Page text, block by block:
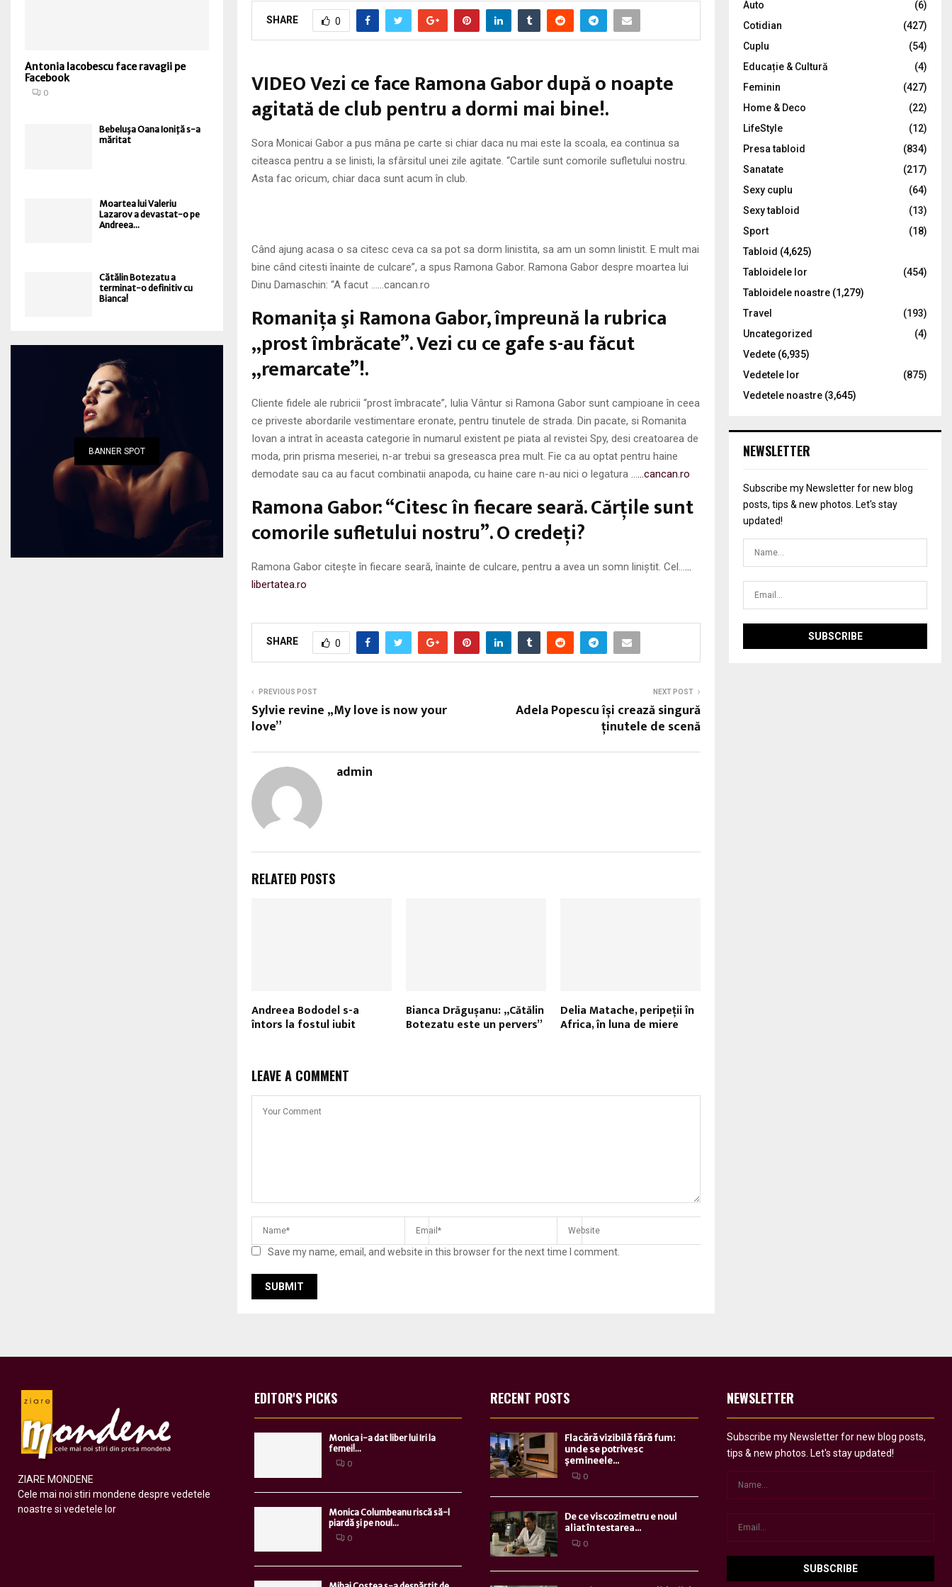
SHARE 0
VIDEO Vezi ce face Ramona Gabor după o noapte
agitată de club pentru a dormi mai bine!.
Sora Monicai Gabor a pus mâna pe carte si chiar daca nu mai este la scoala, ea continua sa
citeasca pentru a se linisti, la sfârsitul unei zile agitate. “Cartile sunt comorile sufletului nostru.
Asta fac oricum, chiar daca sunt acum în club.
Când ajung acasa o sa citesc ceva ca sa pot sa dorm linistita, sa am un somn linistit. E mult mai
bine când citesti înainte de culcare”, a spus Ramona Gabor. Ramona Gabor despre moartea lui
Dinu Damaschin: “A facut ……cancan.ro
Romaniţa şi Ramona Gabor, împreună la rubrica
„prost îmbrăcate”. Vezi cu ce gafe s-au făcut
„remarcate”!.
Cliente fidele ale rubricii “prost îmbracate”, Iulia Vântur si Ramona Gabor sunt campioane în ceea
ce priveste abordarile vestimentare eronate, pentru tinutele de strada. Din pacate, si Romanita
Iovan a intrat în aceasta categorie în numarul existent pe piata al revistei Spy, desi creatoarea de
moda, prin prisma meseriei, n-ar trebui sa greseasca prea mult. Fie ca au optat pentru haine
demodate sau ca au facut combinatii anapoda, cu haine care n-au nici o legatura …
…cancan.ro
Ramona Gabor: “Citesc în fiecare seară. Cărțile sunt
comorile sufletului nostru”. O credeți?
Ramona Gabor citește în fiecare seară, înainte de culcare, pentru a avea un somn liniștit. Cel…
libertatea.ro
SHARE 0
PREVIOUS POST
Sylvie revine „My love is now your
love”
NEXT POST
Adela Popescu își crează singură
ţinutele de scenă
admin
RELATED POSTS
Andreea Bododel s-a
întors la fostul iubit
Bianca Drăgușanu: „Cătălin
Botezatu este un pervers”
Delia Matache, peripeţii în
Africa, în luna de miere
LEAVE A COMMENT
Save my name, email, and website in this browser for the next time I comment.
Antonia Iacobescu face ravagii pe
Facebook
0
Bebeluşa Oana Ioniță s-a
măritat
Moartea lui Valeriu
Lazarov a devastat-o pe
Andreea...
Cătălin Botezatu a
terminat-o definitiv cu
Bianca!
BANNER SPOT
:
C
Auto
(6)
Cotidian
(427)
Cuplu
(54)
Educație & Cultură
(4)
Feminin
(427)
Home & Deco
(22)
LifeStyle
(12)
Presa tabloid
(834)
Sanatate
(217)
Sexy cuplu
(64)
Sexy tabloid
(13)
Sport
(18)
Tabloid (4,625)
Tabloidele lor
(454)
Tabloidele noastre (1,279)
Travel
(193)
Uncategorized
(4)
Vedete (6,935)
Vedetele lor
(875)
Vedetele noastre (3,645)
NEWSLETTER
Subscribe my Newsletter for new blog
posts, tips & new photos. Let's stay
updated!
ZIARE MONDENE
Cele mai noi stiri mondene despre vedetele
noastre si vedetele lor
EDITOR'S PICKS
Monica i-a dat liber lui Iri la
femei!...
0
Monica Columbeanu riscă să-l
piardă şi pe noul...
0
RECENT POSTS
Flacără vizibilă fără fum:
unde se potrivesc
șemineele...
0
De ce viscozimetru e noul
aliat în testarea...
0
NEWSLETTER
Subscribe my Newsletter for new blog posts,
tips & new photos. Let's stay updated!